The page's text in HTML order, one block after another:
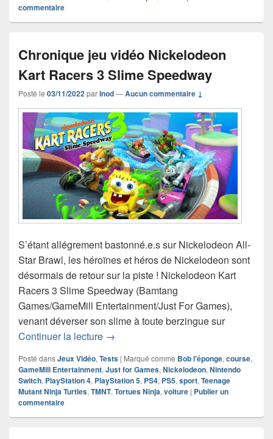
commentaire
Chronique jeu vidéo Nickelodeon
Kart Racers 3 Slime Speedway
Posté le 03/11/2022parInod—Aucun commentaire ↓
S’étant allégrement bastonné.e.s sur Nickelodeon All-
Star Brawl, les héroïnes et héros de Nickelodeon sont
désormais de retour sur la piste ! Nickelodeon Kart
Racers 3 Slime Speedway (Bamtang
Games/GameMill Entertainment/Just For Games),
venant déverser son slime à toute berzingue sur
Continuer la lecture Chronique jeu vidéo Nickelodeon
→
Posté dansJeux Vidéo, Tests | Marqué comme Bob l'éponge, course,
GameMill Entertainment, Just for Games, Nickelodeon, Nintendo
Switch, PlayStation 4, PlayStation 5, PS4, PS5, sport, Teenage
Mutant Ninja Turtles, TMNT, Tortues Ninja, voiture | Publier un
commentaire